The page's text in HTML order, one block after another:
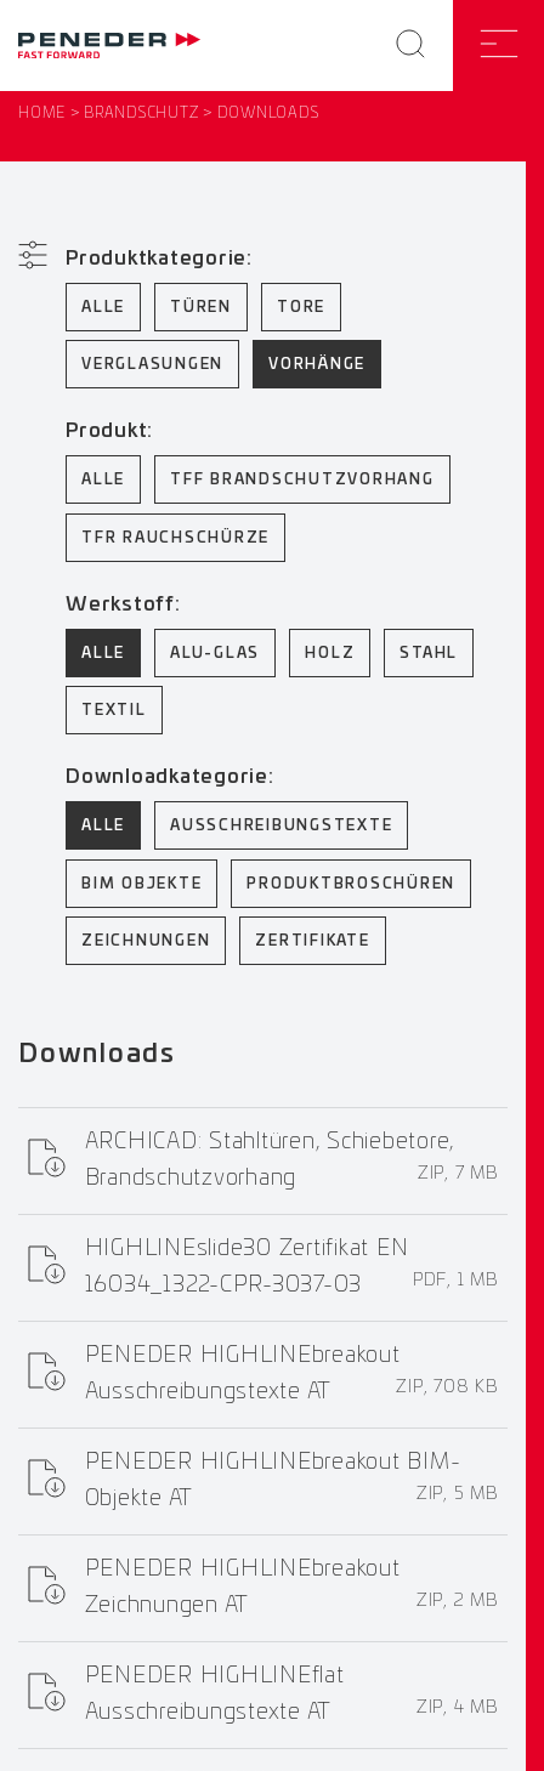
HOME BRANDSCHUTZ DOWNLOADS
Produktkategorie:
ALLE TÜREN TORE
VERGLASUNGEN VORHÄNGE
Produkt:
ALLE TFF BRANDSCHUTZVORHANG
TFR RAUCHSCHÜRZE
Werkstoff:
ALLE ALU-GLAS HOLZ STAHL
TEXTIL
Downloadkategorie:
ALLE AUSSCHREIBUNGSTEXTE
BIM OBJEKTE PRODUKTBROSCHÜREN
ZEICHNUNGEN ZERTIFIKATE
Downloads
ARCHICAD: Stahltüren, Schiebetore,
Brandschutzvorhang
ZIP, 7 MB
HIGHLINEslide30 Zertifikat EN
16034_1322-CPR-3037-03
PDF, 1 MB
PENEDER HIGHLINEbreakout
Ausschreibungstexte AT
ZIP, 708 KB
PENEDER HIGHLINEbreakout BIM-
Objekte AT
ZIP, 5 MB
PENEDER HIGHLINEbreakout
Zeichnungen AT
ZIP, 2 MB
PENEDER HIGHLINEflat
Ausschreibungstexte AT
ZIP, 4 MB